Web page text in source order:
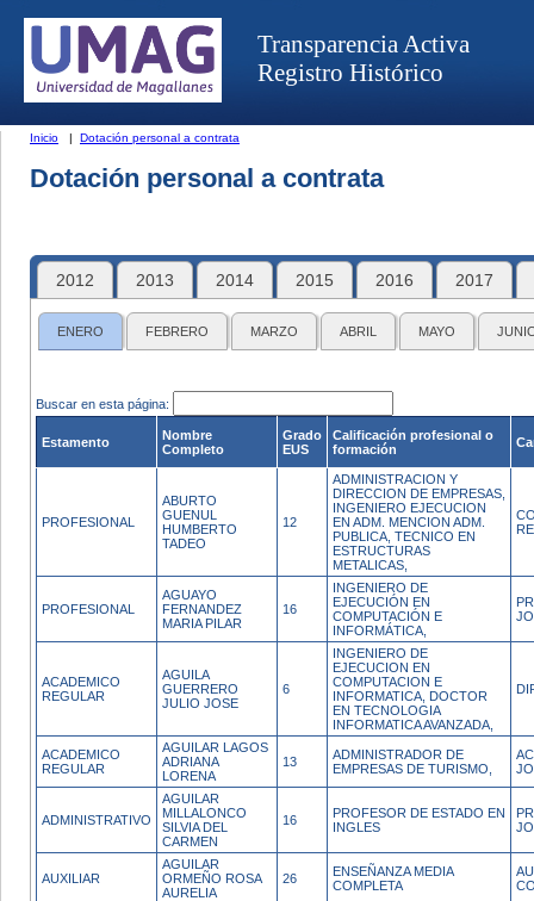
Transparencia Activa
Registro Histórico
Inicio | Dotación personal a contrata
Dotación personal a contrata
2012 2013 2014 2015 2016 2017
ENERO FEBRERO MARZO ABRIL MAYO
Buscar en esta página:
Estamento
Nombre
Completo
Grado
EUS
Calificación profesional o
formación
PROFESIONAL
ABURTO
GUENUL
HUMBERTO
TADEO
12
ADMINISTRACION Y
DIRECCION DE EMPRESAS,
INGENIERO EJECUCION
EN ADM. MENCION ADM.
PUBLICA, TECNICO EN
ESTRUCTURAS
METALICAS,
PROFESIONAL
AGUAYO
FERNANDEZ
MARIA PILAR
16
INGENIERO DE
EJECUCIÓN EN
COMPUTACIÓN E
INFORMÁTICA,
ACADEMICO
REGULAR
AGUILA
GUERRERO
JULIO JOSE
6
INGENIERO DE
EJECUCION EN
COMPUTACION E
INFORMATICA, DOCTOR
EN TECNOLOGIA
INFORMATICA AVANZADA,
ACADEMICO
REGULAR
AGUILAR LAGOS
ADRIANA
LORENA
13
ADMINISTRADOR DE
EMPRESAS DE TURISMO,
ADMINISTRATIVO
AGUILAR
MILLALONCO
SILVIA DEL
CARMEN
16
PROFESOR DE ESTADO EN
INGLES
AUXILIAR
AGUILAR
ORMEÑO ROSA
AURELIA
26
ENSEÑANZA MEDIA
COMPLETA